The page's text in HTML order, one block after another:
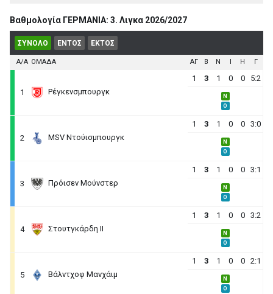
Βαθμολογία ΓΕΡΜΑΝΙΑ: 3. Λιγκα 2026/2027
ΣΥΝΟΛΟ ΕΝΤΟΣ ΕΚΤΟΣ
Α/Α ΟΜΑΔΑ ΑΓ B N I H Γ
1 Ρέγκενσμπουργκ
1 3 1 0 0 5:2
N
O
2 MSV Ντούισμπουργκ
1 3 1 0 0 3:0
N
O
3 Πρόισεν Μούνστερ
1 3 1 0 0 3:1
N
O
4 Στουτγκάρδη II
1 3 1 0 0 3:2
N
O
5 Βάλντχοφ Μανχάιμ
1 3 1 0 0 2:1
N
O